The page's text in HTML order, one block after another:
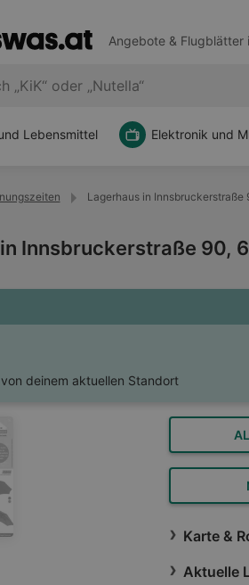
Angebote & Flugblätter
Lebensmittel Elektronik und
Lagerhaus in Innsbruckerstraße
Innsbruckerstraße 90,
deinem aktuellen Standort
Karte &
Aktuelle